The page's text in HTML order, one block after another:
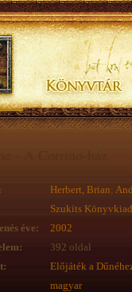
- A Corrino-ház
Herbert, Brian;
Szukits
éve:
2002
392 oldal
Előjáték a
magyar